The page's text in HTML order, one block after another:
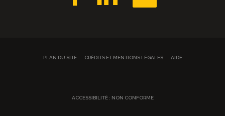
PLAN DU SITE CRÉDITS ET MENTIONS LÉGALES AIDE
ACCESSIBILITÉ : NON CONFORME